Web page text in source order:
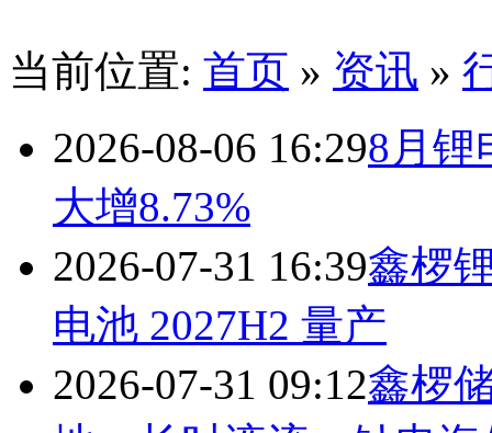
当前位置: 首页 » 资讯 »
2026-08-06 16:298月锂
大增8.73%
2026-07-31 16:39鑫椤
电池 2027H2 量产
2026-07-31 09:12鑫椤